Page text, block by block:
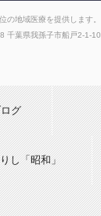
の地域医療を提供します。
葉県我孫子市船戸2-1-10
グ
し「昭和」